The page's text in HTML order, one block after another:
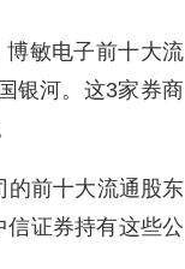
博敏电子前十大流
银河。这3家券商
的前十大流通股东
证券持有这些公